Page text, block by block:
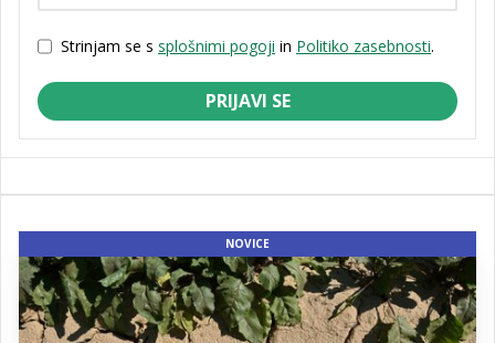
Strinjam se s splošnimi pogoji in Politiko zasebnosti.
PRIJAVI SE
NOVICE